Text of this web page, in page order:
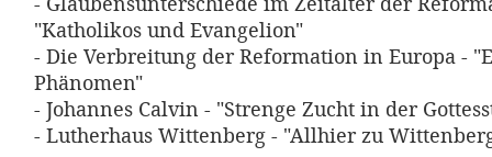
"Katholikos und Evangelion"
- Die Verbreitung der Reformation in Europa -
Phänomen"
- Johannes Calvin - "Strenge Zucht in der
- Lutherhaus Wittenberg - "Allhier zu